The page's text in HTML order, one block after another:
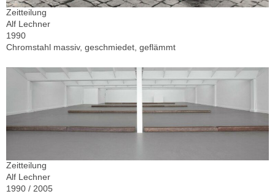
Zeitteilung
Alf Lechner
1990
Chromstahl massiv, geschmiedet, geflämmt
Zeitteilung
Alf Lechner
1990 / 2005